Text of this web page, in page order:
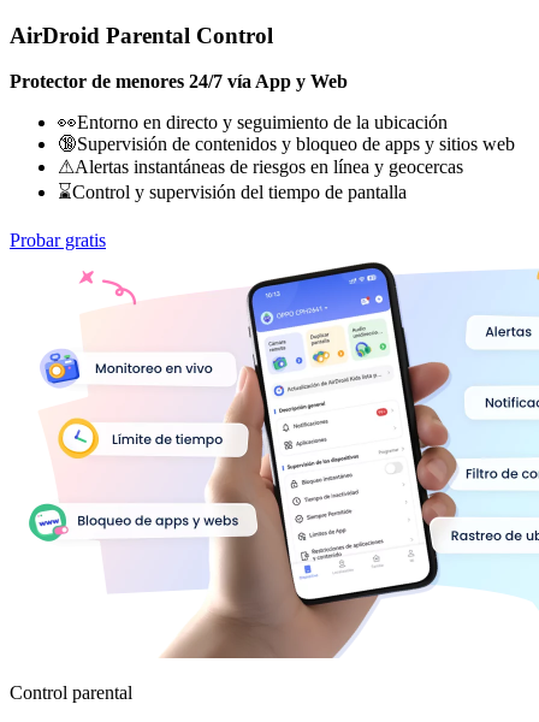
AirDroid Parental Control
Protector de menores 24/7 vía App y Web
👀Entorno en directo y seguimiento de la ubicación
🔞Supervisión de contenidos y bloqueo de apps y sitios web
⚠Alertas instantáneas de riesgos en línea y geocercas
⌛Control y supervisión del tiempo de pantalla
Probar gratis
Control parental